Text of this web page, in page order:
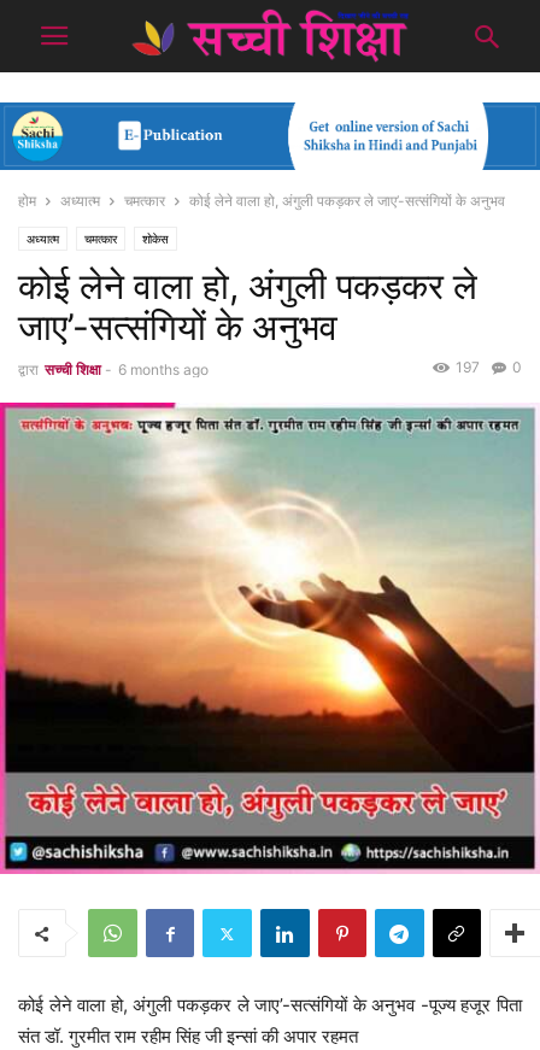
होम अध्यात्म चमत्कार कोई लेने वाला हो, अंगुली पकड़कर ले जाए’-सत्संगियों के अनुभव
अध्यात्म चमत्कार शोकेस
कोई लेने वाला हो, अंगुली पकड़कर ले
जाए’-सत्संगियों के अनुभव
द्वारा सच्ची शिक्षा - 6 months ago 0
197
कोई लेने वाला हो, अंगुली पकड़कर ले जाए’-सत्संगियों के अनुभव -पूज्य हजूर पिता
संत डॉ. गुरमीत राम रहीम सिंह जी इन्सां की अपार रहमत